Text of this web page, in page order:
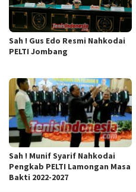
Sah ! Gus Edo Resmi Nahkodai
PELTI Jombang
Sah ! Munif Syarif Nahkodai
Pengkab PELTI Lamongan Masa
Bakti 2022-2027